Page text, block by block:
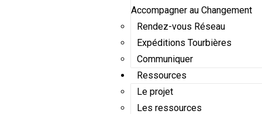
Accompagner au Changement
Rendez-vous Réseau
Expéditions Tourbières
Communiquer
Ressources
Le projet
Les ressources